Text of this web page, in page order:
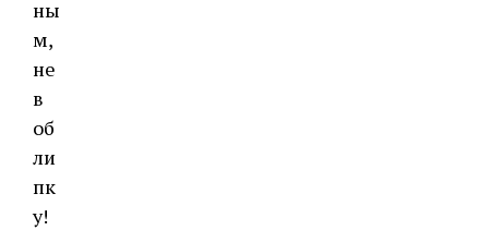
ны
м,
не
в
об
ли
пк
у!